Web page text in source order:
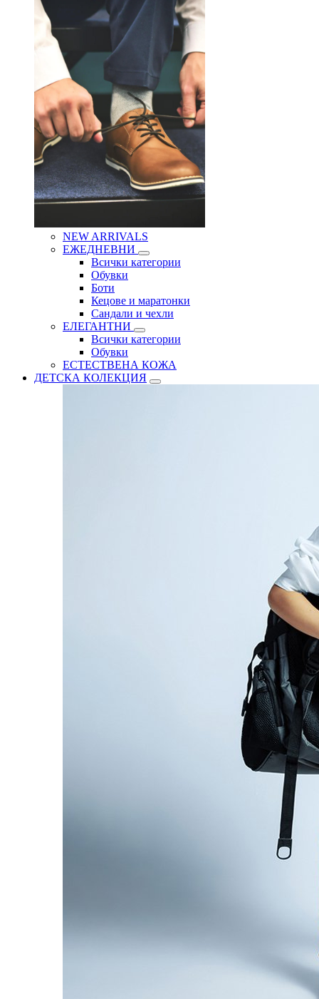
NEW ARRIVALS
ЕЖЕДНЕВНИ
Всички категории
Обувки
Боти
Кецове и маратонки
Сандали и чехли
ЕЛЕГАНТНИ
Всички категории
Обувки
ЕСТЕСТВЕНА КОЖА
ДЕТСКА КОЛЕКЦИЯ